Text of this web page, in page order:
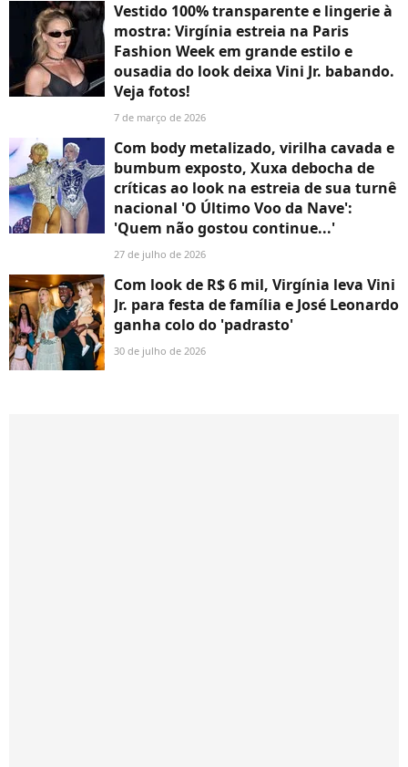
Vestido 100% transparente e lingerie à
mostra: Virgínia estreia na Paris
Fashion Week em grande estilo e
ousadia do look deixa Vini Jr. babando.
Veja fotos!
7 de março de 2026
Com body metalizado, virilha cavada e
bumbum exposto, Xuxa debocha de
críticas ao look na estreia de sua turnê
nacional 'O Último Voo da Nave':
'Quem não gostou continue...'
27 de julho de 2026
Com look de R$ 6 mil, Virgínia leva Vini
Jr. para festa de família e José Leonardo
ganha colo do 'padrasto'
30 de julho de 2026